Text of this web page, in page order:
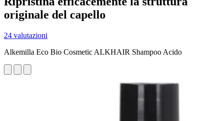
originale del capello
24 valutazioni
Alkemilla Eco Bio Cosmetic ALKHAIR Shampoo Acido